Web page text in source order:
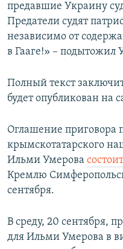
предавшие Украину
Предатели судят
независимо от
в Гааге!» – подытожил
Полный текст
будет опубликован на
Оглашение приговора
крымскотатарского
Ильми Умерова
Кремлю
сентября.
В среду, 20 сентября,
для Ильми Умерова в